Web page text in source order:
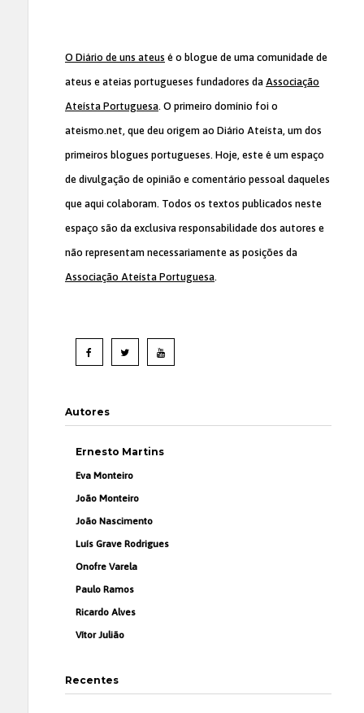
O Diário de uns ateus é o blogue de uma comunidade de
ateus e ateias portugueses fundadores da Associação
Ateísta Portuguesa. O primeiro domínio foi o
ateismo.net, que deu origem ao Diário Ateísta, um dos
primeiros blogues portugueses. Hoje, este é um espaço
de divulgação de opinião e comentário pessoal daqueles
que aqui colaboram. Todos os textos publicados neste
espaço são da exclusiva responsabilidade dos autores e
não representam necessariamente as posições da
Associação Ateísta Portuguesa.
Autores
Ernesto Martins
Eva Monteiro
João Monteiro
João Nascimento
Luís Grave Rodrigues
Onofre Varela
Paulo Ramos
Ricardo Alves
Vítor Julião
Recentes